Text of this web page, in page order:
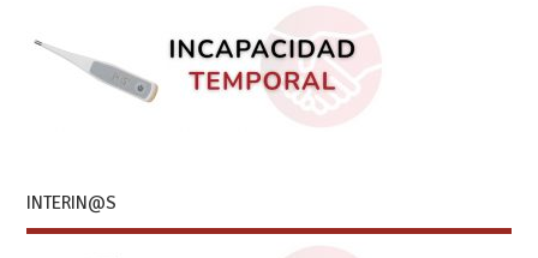
INTERIN@S